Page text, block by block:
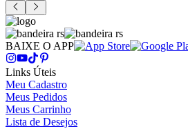
BAIXE O APP
Links Úteis
Meu Cadastro
Meus Pedidos
Meus Carrinho
Lista de Desejos